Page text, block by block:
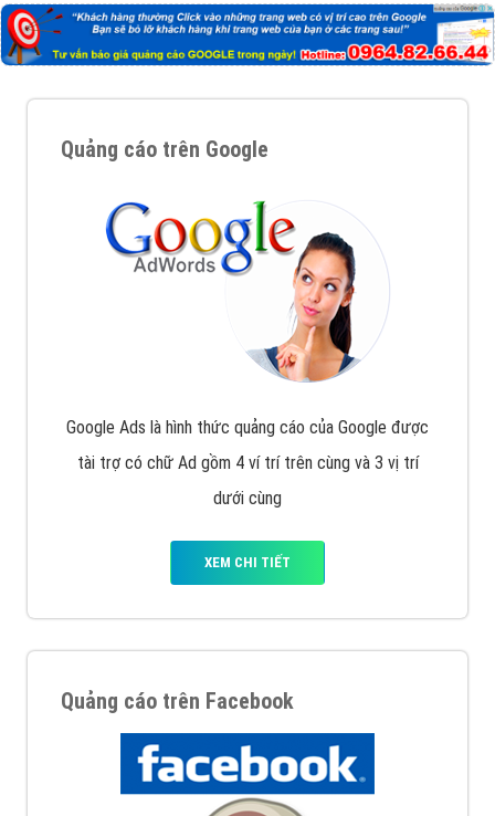
Quảng cáo trên Google
Google Ads là hình thức quảng cáo của Google được
tài trợ có chữ Ad gồm 4 ví trí trên cùng và 3 vị trí
dưới cùng
XEM CHI TIẾT
Quảng cáo trên Facebook